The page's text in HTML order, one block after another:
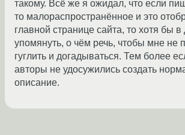
такому. Всё же я ожидал, что если
то малораспространённое и это
главной странице сайта, то хотя бы в
упомянуть, о чём речь, чтобы мне не
гуглить и догадываться. Тем более
авторы не удосужились создать
описание.